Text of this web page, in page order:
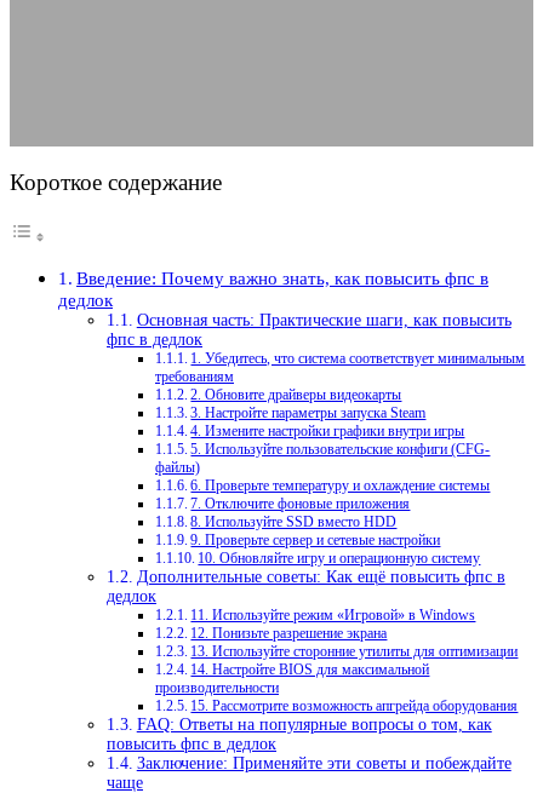
Короткое содержание
Введение: Почему важно знать, как повысить фпс в
дедлок
Основная часть: Практические шаги, как повысить
фпс в дедлок
1. Убедитесь, что система соответствует минимальным
требованиям
2. Обновите драйверы видеокарты
3. Настройте параметры запуска Steam
4. Измените настройки графики внутри игры
5. Используйте пользовательские конфиги (CFG-
файлы)
6. Проверьте температуру и охлаждение системы
7. Отключите фоновые приложения
8. Используйте SSD вместо HDD
9. Проверьте сервер и сетевые настройки
10. Обновляйте игру и операционную систему
Дополнительные советы: Как ещё повысить фпс в
дедлок
11. Используйте режим «Игровой» в Windows
12. Понизьте разрешение экрана
13. Используйте сторонние утилиты для оптимизации
14. Настройте BIOS для максимальной
производительности
15. Рассмотрите возможность апгрейда оборудования
FAQ: Ответы на популярные вопросы о том, как
повысить фпс в дедлок
Заключение: Применяйте эти советы и побеждайте
чаще